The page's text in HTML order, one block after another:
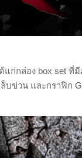
แก่กล่อง box set ที่มี
ล็บข่วน และกราฟิก